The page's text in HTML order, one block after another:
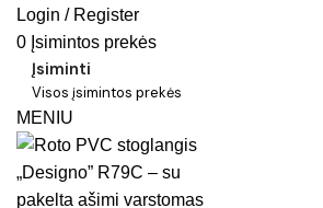
Login / Register
0 Įsimintos prekės
Įsiminti
Visos įsimintos prekės
MENIU